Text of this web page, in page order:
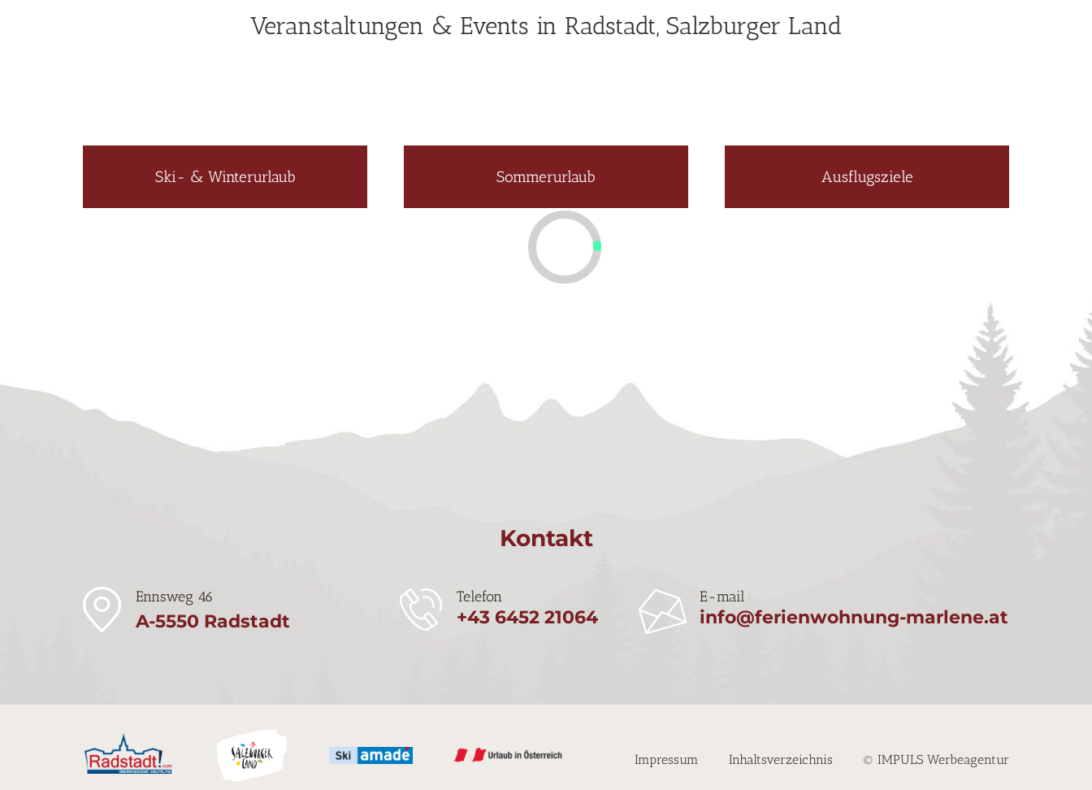
Veranstaltungen & Events in Radstadt, Salzburger Land
Ski- & Winterurlaub Sommerurlaub Ausflugsziele
Kontakt
Ennsweg 46
A-5550 Radstadt
Telefon
+43 6452 21064
E-mail
info@ferienwohnung-marlene.at
Impressum Inhaltsverzeichnis © IMPULS Werbeagentur